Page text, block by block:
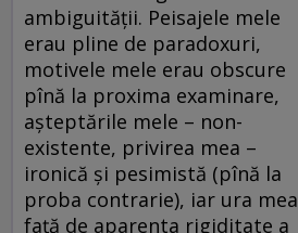
ambiguităţii. Peisajele mele
erau pline de paradoxuri,
motivele mele erau obscure
pînă la proxima examinare,
aşteptările mele – non-
existente, privirea mea –
ironică şi pesimistă (pînă la
proba contrarie), iar ura mea
faţă de aparenta rigiditate a